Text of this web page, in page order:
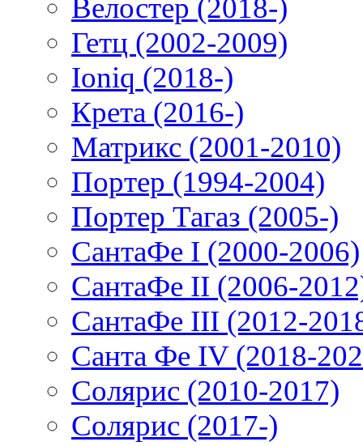
Велостер (2018-)
Гетц (2002-2009)
Ioniq (2018-)
Крета (2016-)
Матрикс (2001-2010)
Портер (1994-2004)
Портер Тагаз (2005-)
СантаФе I (2000-2006)
СантаФе II (2006-
СантаФе III (2012-
Санта Фе IV (2018-
Солярис (2010-2017)
Солярис (2017-)